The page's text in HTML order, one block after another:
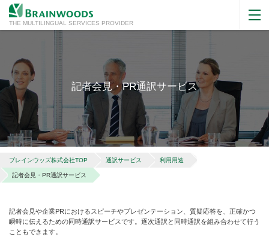
THE MULTILINGUAL SERVICES PROVIDER
記者会見・PR通訳サービス
ブレインウッズ株式会社TOP 通訳サービス 利用用途
記者会見・PR通訳サービス
記者会見や企業PRにおけるスピーチやプレゼンテーション、質疑応答を、正確かつ
瞬時に伝えるための同時通訳サービスです。逐次通訳と同時通訳を組み合わせて行う
こともできます。